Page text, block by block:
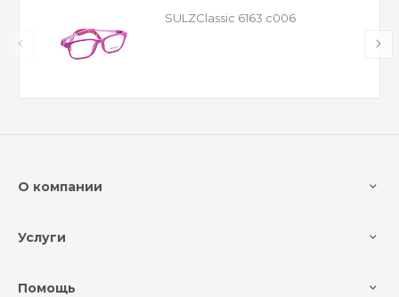
SULZClassic 6163 c006
О компании
Услуги
Помощь